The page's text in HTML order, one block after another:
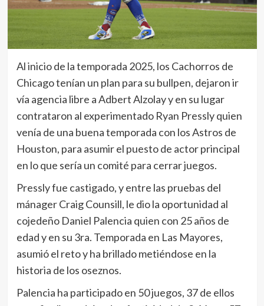
Al inicio de la temporada 2025, los Cachorros de
Chicago tenían un plan para su bullpen, dejaron ir
vía agencia libre a Adbert Alzolay y en su lugar
contrataron al experimentado Ryan Pressly quien
venía de una buena temporada con los Astros de
Houston, para asumir el puesto de actor principal
en lo que sería un comité para cerrar juegos.
Pressly fue castigado, y entre las pruebas del
mánager Craig Counsill, le dio la oportunidad al
cojedeño Daniel Palencia quien con 25 años de
edad y en su 3ra. Temporada en Las Mayores,
asumió el reto y ha brillado metiéndose en la
historia de los oseznos.
Palencia ha participado en 50 juegos, 37 de ellos